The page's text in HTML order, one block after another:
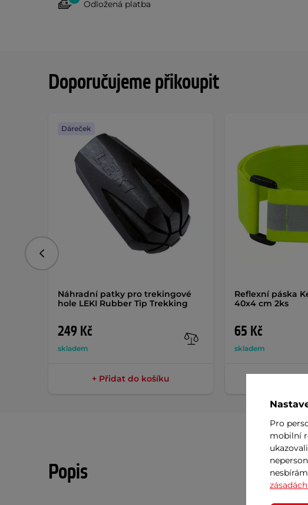
Odložená platba
Doporučujeme přikoupit
Náhradní patky pro trekingové
hole LEKI Rubber Tip Trekking
249 Kč
skladem
Dáreček
+ Přidat do košíku
Reflexní páska
40x4 cm 2ks
65 Kč
skladem
Předchozí
Popis
Pro
mobilní